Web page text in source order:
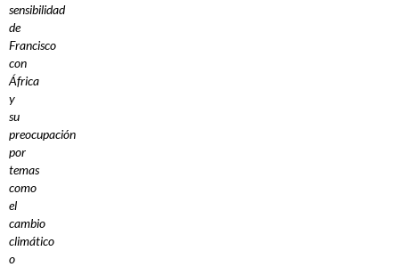
sensibilidad
de
Francisco
con
África
y
su
preocupación
por
temas
como
el
cambio
climático
o